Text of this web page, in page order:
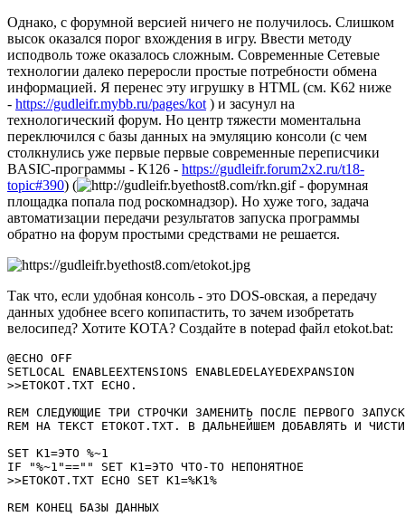
Однако, с форумной версией ничего не получилось. Слишком
высок оказался порог вхождения в игру. Ввести методу
исподволь тоже оказалось сложным. Современные Сетевые
технологии далеко переросли простые потребности обмена
информацией. Я перенес эту игрушку в HTML (см. K62 ниже
- https://gudleifr.mybb.ru/pages/kot ) и засунул на
технологический форум. Но центр тяжести моментальна
переключился с базы данных на эмуляцию консоли (с чем
столкнулись уже первые первые современные переписчики
BASIC-программы - K126 - https://gudleifr.forum2x2.ru/t18-
topic#390) (
- форумная
площадка попала под роскомнадзор). Но хуже того, задача
автоматизации передачи результатов запуска программы
обратно на форум простыми средствами не решается.
Так что, если удобная консоль - это DOS-овская, а передачу
данных удобнее всего копипастить, то зачем изобретать
велосипед? Хотите КОТА? Создайте в notepad файл etokot.bat:
@ECHO OFF
SETLOCAL ENABLEEXTENSIONS ENABLEDELAYEDEXPANSION
>>ETOKOT.TXT ECHO.
REM СЛЕДУЮЩИЕ ТРИ СТРОЧКИ ЗАМЕНИТЬ ПОСЛЕ ПЕРВОГО
REM НА ТЕКСТ ETOKOT.TXT. В ДАЛЬНЕЙШЕМ ДОБАВЛЯТЬ И
SET K1=ЭТО %~1
IF "%~1"=="" SET K1=ЭТО ЧТО-ТО НЕПОНЯТНОЕ
>>ETOKOT.TXT ECHO SET K1=%K1%
REM КОНЕЦ БАЗЫ ДАННЫХ